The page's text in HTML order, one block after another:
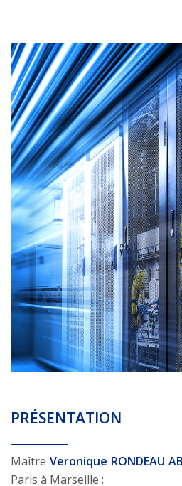
PRÉSENTATION
Maître Veronique RONDEAU
Paris à Marseille :